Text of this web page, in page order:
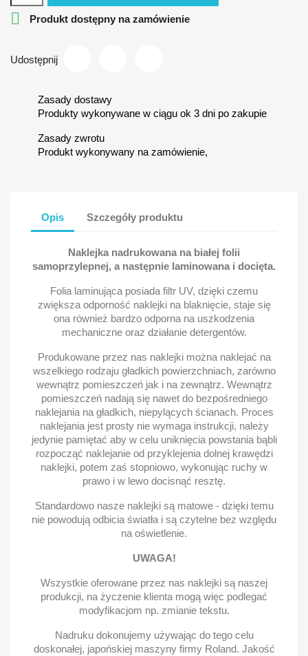
 Produkt dostępny na zamówienie
Udostępnij
Zasady dostawy
Produkty wykonywane w ciągu ok 3 dni po zakupie
Zasady zwrotu
Produkt wykonywany na zamówienie,
Opis Szczegóły produktu
Naklejka nadrukowana na białej folii
samoprzylepnej, a następnie laminowana i docięta.
Folia laminująca posiada filtr UV, dzięki czemu
zwiększa odporność naklejki na blaknięcie, staje się
ona również bardzo odporna na uszkodzenia
mechaniczne oraz działanie detergentów.
Produkowane przez nas naklejki można naklejać na
wszelkiego rodzaju gładkich powierzchniach, zarówno
wewnątrz pomieszczeń jak i na zewnątrz. Wewnątrz
pomieszczeń nadają się nawet do bezpośredniego
naklejania na gładkich, niepylących ścianach. Proces
naklejania jest prosty nie wymaga instrukcji, należy
jedynie pamiętać aby w celu uniknięcia powstania bąbli
rozpocząć naklejanie od przyklejenia dolnej krawędzi
naklejki, potem zaś stopniowo, wykonując ruchy w
prawo i w lewo docisnąć resztę.
Standardowo nasze naklejki są matowe - dzięki temu
nie powodują odbicia światła i są czytelne bez względu
na oświetlenie.
UWAGA!
Wszystkie oferowane przez nas naklejki są naszej
produkcji, na życzenie klienta mogą więc podlegać
modyfikacjom np. zmianie tekstu.
Nadruku dokonujemy używając do tego celu
doskonałej, japońskiej maszyny firmy Roland. Jakość